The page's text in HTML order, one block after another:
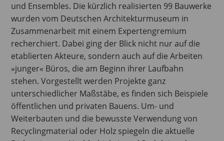
und Ensembles. Die kürzlich realisierten 99 Bauwerke
wurden vom Deutschen Architekturmuseum in
Zusammenarbeit mit einem Expertengremium
recherchiert. Dabei ging der Blick nicht nur auf die
etablierten Akteure, sondern auch auf die Arbeiten
»junger« Büros, die am Beginn ihrer Laufbahn
stehen. Vorgestellt werden Projekte ganz
unterschiedlicher Maßstäbe, es finden sich Beispiele
öffentlichen und privaten Bauens. Um- und
Weiterbauten und die bewusste Verwendung von
Recyclingmaterial oder Holz spiegeln die aktuelle